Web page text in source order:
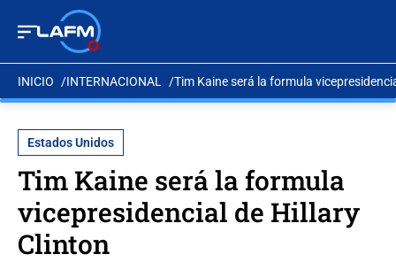
INICIO INTERNACIONAL Tim Kaine será la formula
Estados Unidos
Tim Kaine será la formula
vicepresidencial de Hillary
Clinton